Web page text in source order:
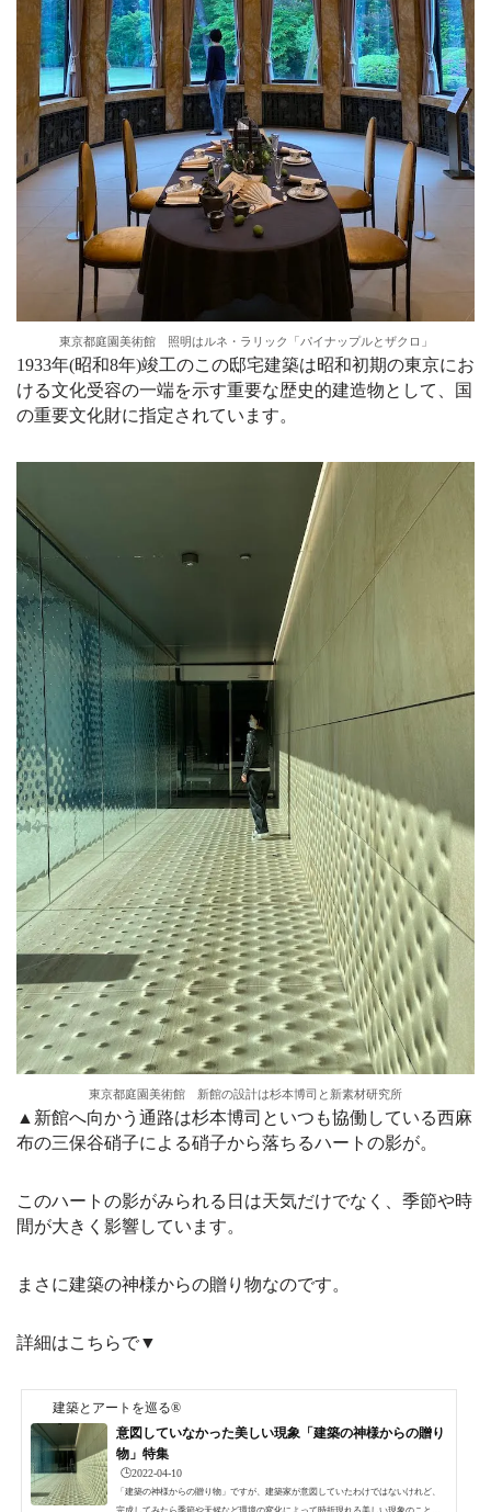
東京都庭園美術館 照明はルネ・ラリック「パイナップルとザクロ」
1933年(昭和8年)竣工のこの邸宅建築は昭和初期の東京にお
ける文化受容の一端を示す重要な歴史的建造物として、国
の重要文化財に指定されています。
東京都庭園美術館 新館の設計は杉本博司と新素材研究所
▲新館へ向かう通路は杉本博司といつも協働している西麻
布の三保谷硝子による硝子から落ちるハートの影が。
このハートの影がみられる日は天気だけでなく、季節や時
間が大きく影響しています。
まさに建築の神様からの贈り物なのです。
詳細はこちらで▼
建築とアートを巡る®
意図していなかった美しい現象「建築の神様からの贈り
物」特集
🕒️2022-04-10
「建築の神様からの贈り物」ですが、建築家が意図していたわけではないけれど、
完成してみたら季節や天候など環境の変化によって時折現れる美しい現象のことで